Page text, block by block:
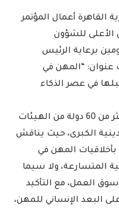
أعمال المؤتمر
الأعلى للشؤون
برعاية الرئيس
عنوان: “المهن في
في عصر الذكاء
ويشارك في المؤتمر ممثلون عن أكثر من 60 دولة من الهيئات
الكبرى، حيث يناقش
بأخلاقيات المهن في
المتسارعة، ولا سيما
العمل، مع التأكيد
البعد الإنساني للمهن،